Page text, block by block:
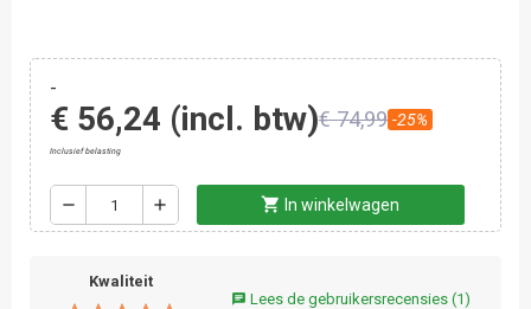
-
€ 56,24 (incl. btw)€ 74,99 -25%
Inclusief belasting
remove add shopping_cart In winkelwagen
Kwaliteit
chat Lees de gebruikersrecensies (1)